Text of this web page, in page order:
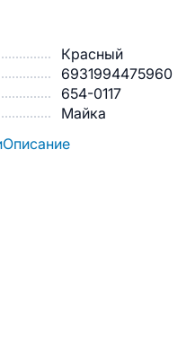
Красный
6931994475960
654-0117
Майка
Описание